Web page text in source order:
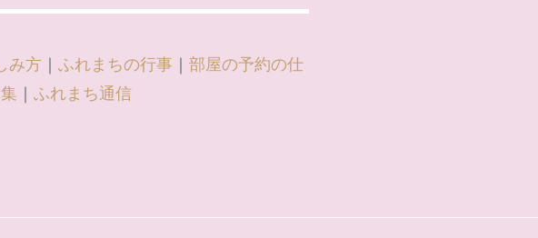
み方 ふれまちの行事
部屋の予約の仕
ふれまち通信